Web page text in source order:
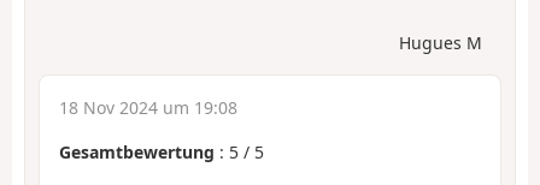
Hugues M
18 Nov 2024 um 19:08
Gesamtbewertung : 5 / 5